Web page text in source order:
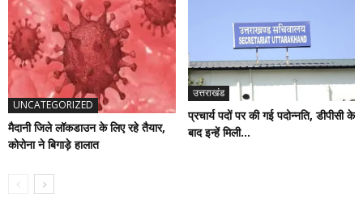
UNCATEGORIZED
मैदानी जिले लॉकडाउन के लिए रहे तैयार,
कोरोना ने बिगाड़े हालात
उत्तराखंड
प्रचार्य पदों पर की गई पदोन्नति, डीपीसी के
बाद इन्हें मिली...